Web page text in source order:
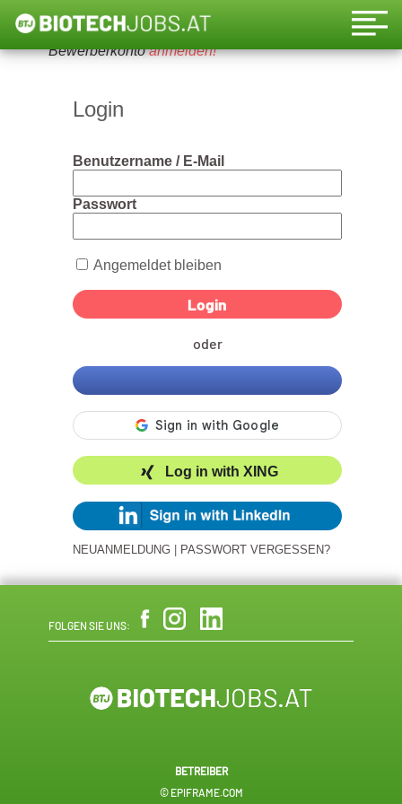
Um diese Funktion nutzen zu können, bitte ein
Bewerberkontoanmelden!
Login
Benutzername / E-Mail
Passwort
Angemeldet bleiben
oder
Log in with XING
NEUANMELDUNG PASSWORT VERGESSEN?
FOLGEN SIE UNS:
BETREIBER
© EPIFRAME.COM